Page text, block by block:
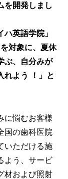
を開発しまし
英語学院」
対象に、夏休
ぶ、自分みが
れよう ！」と
に悩むお客様
国の歯科医院
いただける施
よう、サービ
材および照射